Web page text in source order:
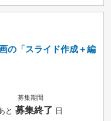
の「スライド作成＋編
募集期間
と募集終了 日